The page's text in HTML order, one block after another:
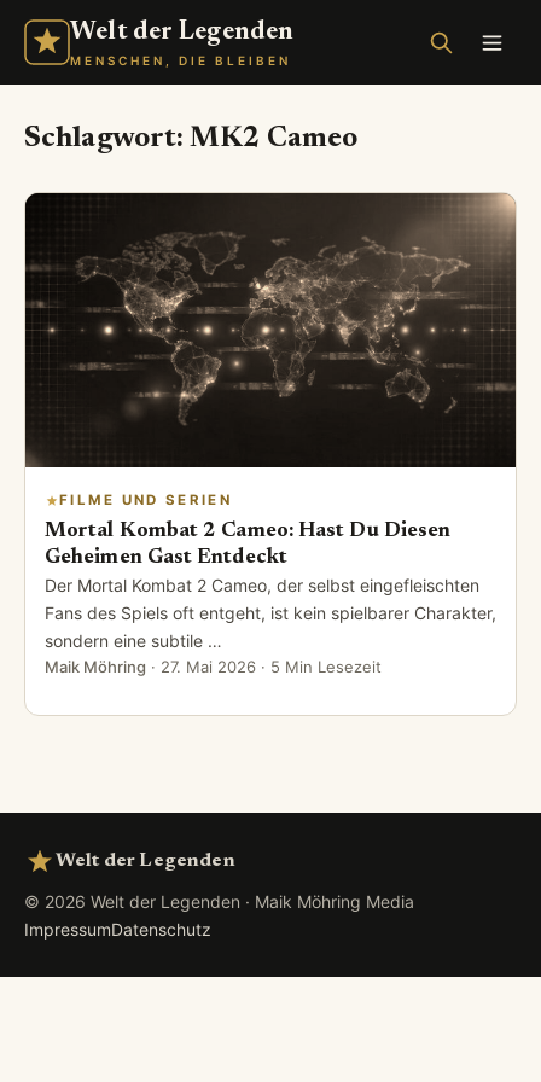
Welt der Legenden
MENSCHEN, DIE BLEIBEN
Schlagwort:MK2 Cameo
FILME UND SERIEN
Mortal Kombat 2 Cameo: Hast Du Diesen
Geheimen Gast Entdeckt
Der Mortal Kombat 2 Cameo, der selbst eingefleischten
Fans des Spiels oft entgeht, ist kein spielbarer Charakter,
sondern eine subtile …
Maik Möhring · 27. Mai 2026 · 5 Min Lesezeit
Welt der Legenden
© 2026 Welt der Legenden · Maik Möhring Media
ImpressumDatenschutz